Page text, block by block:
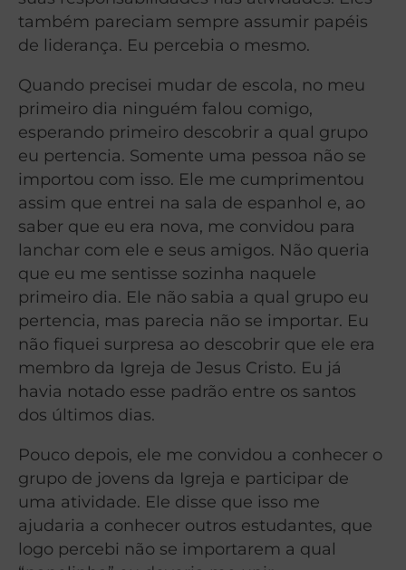
também pareciam sempre assumir papéis
de liderança. Eu percebia o mesmo.
Quando precisei mudar de escola, no meu
primeiro dia ninguém falou comigo,
esperando primeiro descobrir a qual grupo
eu pertencia. Somente uma pessoa não se
importou com isso. Ele me cumprimentou
assim que entrei na sala de espanhol e, ao
saber que eu era nova, me convidou para
lanchar com ele e seus amigos. Não queria
que eu me sentisse sozinha naquele
primeiro dia. Ele não sabia a qual grupo eu
pertencia, mas parecia não se importar. Eu
não fiquei surpresa ao descobrir que ele era
membro da Igreja de Jesus Cristo. Eu já
havia notado esse padrão entre os santos
dos últimos dias.
Pouco depois, ele me convidou a conhecer o
grupo de jovens da Igreja e participar de
uma atividade. Ele disse que isso me
ajudaria a conhecer outros estudantes, que
logo percebi não se importarem a qual